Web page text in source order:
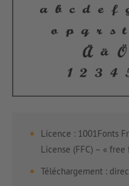
Licence : 1001Fonts
License (FFC) – «
Téléchargement :